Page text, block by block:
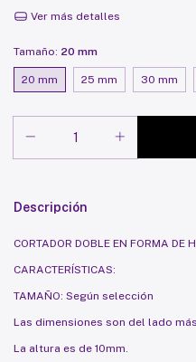
Ver más detalles
Tamaño: 20 mm
20 mm 25 mm 30 mm
Descripción
CORTADOR DOBLE EN FORMA DE
CARACTERÍSTICAS:
TAMAÑO: Según selección
Las dimensiones son del lado
La altura es de 10mm.